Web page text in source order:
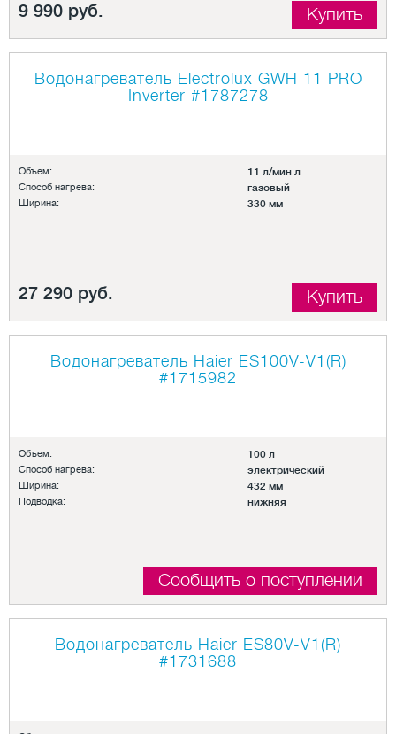
9 990 руб. Купить
Водонагреватель Electrolux GWH 11 PRO
Inverter #1787278
Объем: 11 л/мин л
Способ нагрева: газовый
Ширина: 330 мм
27 290 руб. Купить
Водонагреватель Haier ES100V-V1(R)
#1715982
Объем: 100 л
Способ нагрева: электрический
Ширина: 432 мм
Подводка: нижняя
Сообщить о поступлении
Водонагреватель Haier ES80V-V1(R)
#1731688